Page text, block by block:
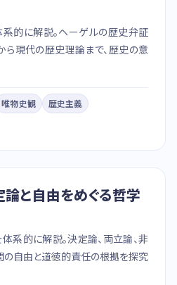
的に解説。ヘーゲルの歴史弁証
ら現代の歴史理論まで、歴史の意
唯物史観
歴史主義
と自由をめぐる哲学
系的に解説。決定論、両立論、非
の自由と道徳的責任の根拠を探究